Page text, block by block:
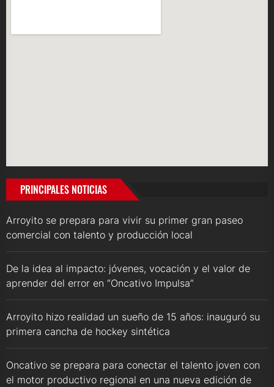
PRINCIPALES NOTICIAS
Arroyito se prepara para vivir su primer gran paseo
comercial con talento y producción local
De la idea al impacto: jóvenes, vocación y el valor de
aprender del error en “Oncativo Impulsa”
Arroyito hizo realidad un sueño de 15 años: inauguró su
primera cancha de hockey sintética
Oncativo se prepara para conectar el talento joven con
el motor productivo regional en una nueva edición de